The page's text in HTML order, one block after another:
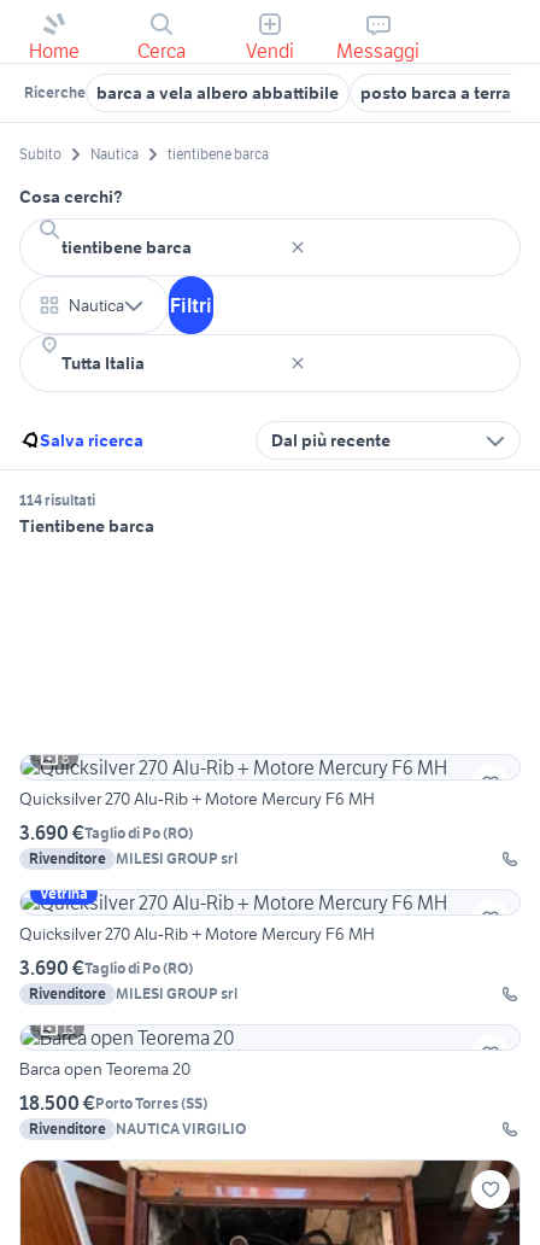
Home Cerca Vendi Messaggi
Ricerche barca a vela albero abbattibile posto barca a terra
Subito Nautica tientibene barca
Cosa cerchi?
Nautica Filtri
Salva ricerca Dal più recente
114 risultati
Tientibene barca
8
Quicksilver 270 Alu-Rib + Motore Mercury F6 MH
3.690 €Taglio di Po(RO)
Rivenditore MILESI GROUP srl
Vetrina
Quicksilver 270 Alu-Rib + Motore Mercury F6 MH
3.690 €Taglio di Po(RO)
Rivenditore MILESI GROUP srl
13
Barca open Teorema 20
18.500 €Porto Torres(SS)
Rivenditore NAUTICA VIRGILIO